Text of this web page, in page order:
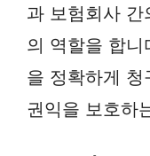
과 보험회사
의 역할을 합
을 정확하게 청
권익을 보호하